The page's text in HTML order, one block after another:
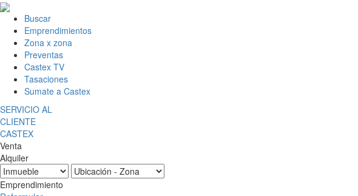
Buscar
Emprendimientos
Zona x zona
Preventas
Castex TV
Tasaciones
Sumate a Castex
SERVICIO AL
CLIENTE
CASTEX
Venta
Alquiler
Emprendimiento